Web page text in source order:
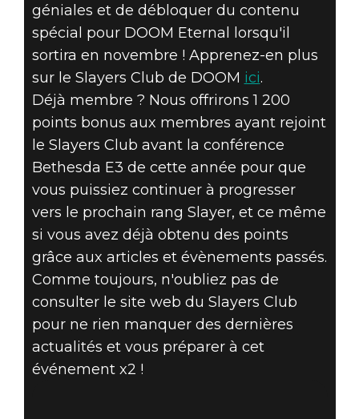
géniales et de débloquer du contenu
spécial pour DOOM Eternal lorsqu'il
sortira en novembre ! Apprenez-en plus
sur le Slayers Club de DOOM ici.
Déjà membre ? Nous offrirons 1 200
points bonus aux membres ayant rejoint
le Slayers Club avant la conférence
Bethesda E3 de cette année pour que
vous puissiez continuer à progresser
vers le prochain rang Slayer, et ce même
si vous avez déjà obtenu des points
grâce aux articles et évènements passés.
Comme toujours, n'oubliez pas de
consulter le site web du Slayers Club
pour ne rien manquer des dernières
actualités et vous préparer à cet
événement x2 !